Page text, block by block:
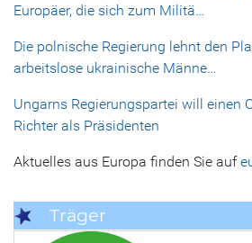
Europäer, die sich zum Militä…
Die polnische Regierung lehnt den
arbeitslose ukrainische Männe…
Ungarns Regierungspartei will einen
Richter als Präsidenten
Aktuelles aus Europa finden Sie auf
Träger